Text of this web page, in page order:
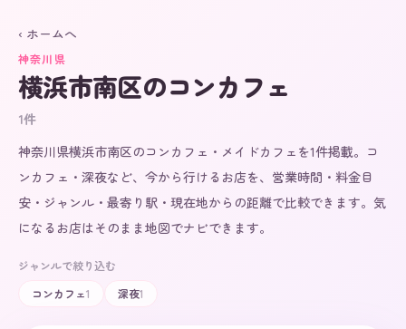
‹ ホームへ
神奈川県
横浜市南区のコンカフェ
1件
神奈川県横浜市南区のコンカフェ・メイドカフェを1件掲載。コ
ンカフェ・深夜など、今から行けるお店を、営業時間・料金目
安・ジャンル・最寄り駅・現在地からの距離で比較できます。気
になるお店はそのまま地図でナビできます。
ジャンルで絞り込む
コンカフェ1 深夜1